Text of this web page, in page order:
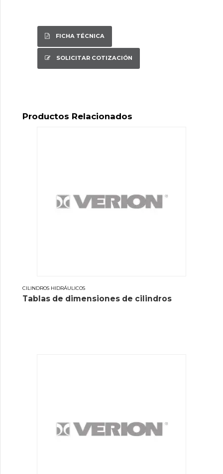
FICHA TÉCNICA
SOLICITAR COTIZACIÓN
Productos Relacionados
CILINDROS HIDRÁULICOS
Tablas de dimensiones de cilindros